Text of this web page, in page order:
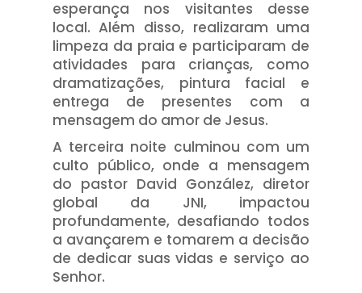
esperança nos visitantes desse
local. Além disso, realizaram uma
limpeza da praia e participaram de
atividades para crianças, como
dramatizações, pintura facial e
entrega de presentes com a
mensagem do amor de Jesus.
A terceira noite culminou com um
culto público, onde a mensagem
do pastor David González, diretor
global da JNI, impactou
profundamente, desafiando todos
a avançarem e tomarem a decisão
de dedicar suas vidas e serviço ao
Senhor.